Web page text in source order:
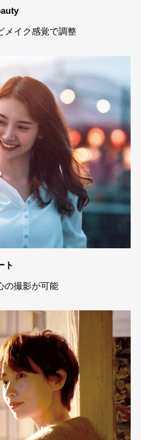
メイク感覚で調整
ト
の撮影が可能